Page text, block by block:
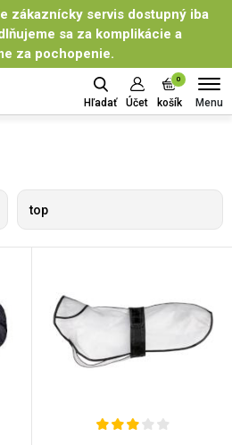
zákaznícky servis dostupný iba
sa za komplikácie a
za pochopenie.
Hľadať Účet
0
košík Menu
top